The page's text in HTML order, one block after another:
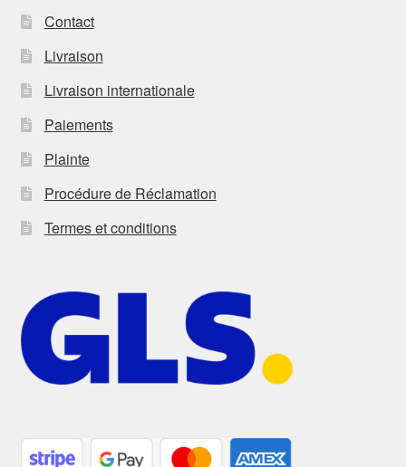
Contact
Livraison
Livraison internationale
Paiements
Plainte
Procédure de Réclamation
Termes et conditions